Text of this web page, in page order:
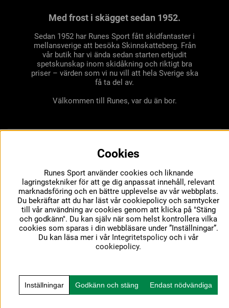
Med frost i skägget sedan 1952.
Sedan 1952 har Runes Sport fått skidfantaster i
mellansverige att besöka Skinnskatteberg. Från
vår butik har vi ända sedan starten erbjudit
spetskunskap inom skidåkning och riktigt bra
priser – värden som vi nu vill att hela Sverige ska
få ta del av.
Välkommen till Runes, var du än bor.
Cookies
Runes Sport använder cookies och liknande
lagringstekniker för att ge dig anpassat innehåll, relevant
marknadsföring och en bättre upplevelse av vår webbplats.
Du bekräftar att du har läst vår cookiepolicy och samtycker
till vår användning av cookies genom att klicka på "Stäng
och godkänn". Du kan själv när som helst kontrollera vilka
cookies som sparas i din webbläsare under ”Inställningar”.
Du kan läsa mer i vår Integritetspolicy och i vår
cookiepolicy.
Inställningar Godkänn och stäng Endast nödvändiga